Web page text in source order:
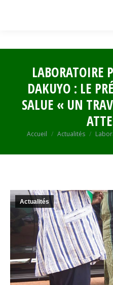
LABORATOIRE
DAKUYO : LE
SALUE « UN
Vous êtes ici :
Accueil Actualités
Actualités